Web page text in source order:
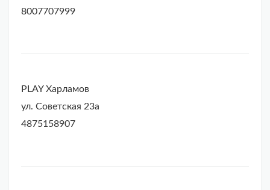
8007707999
PLAY Харламов
ул. Советская 23а
4875158907